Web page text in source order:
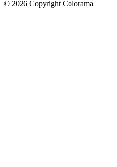
© 2026 Copyright Colorama